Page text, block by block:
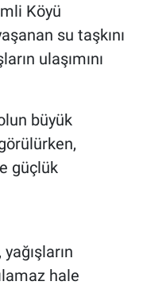
Köyü
su taşkını
ulaşımını
büyük
güçlük
hale